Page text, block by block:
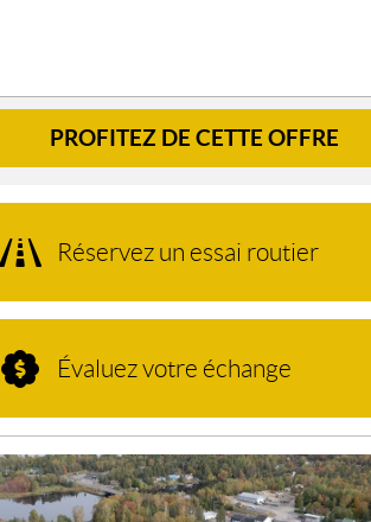
PROFITEZ DE CETTE OFFRE
Réservez un essai routier
Évaluez votre échange